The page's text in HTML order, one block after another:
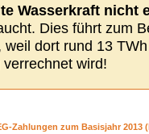
Wasserkraft nicht
Dies führt zum
dort rund 13
wird!
Zahlungen zum Basisjahr 2013